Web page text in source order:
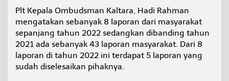
m
a
n
K
a
t
Plt Kepala Ombudsman Kaltara, Hadi Rahman
mengatakan sebanyak 8 laporan dari masyarakat
sepanjang tahun 2022 sedangkan dibanding tahun
2021 ada sebanyak 43 laporan masyarakat. Dari 8
laporan di tahun 2022 ini terdapat 5 laporan yang
sudah diselesaikan pihaknya.